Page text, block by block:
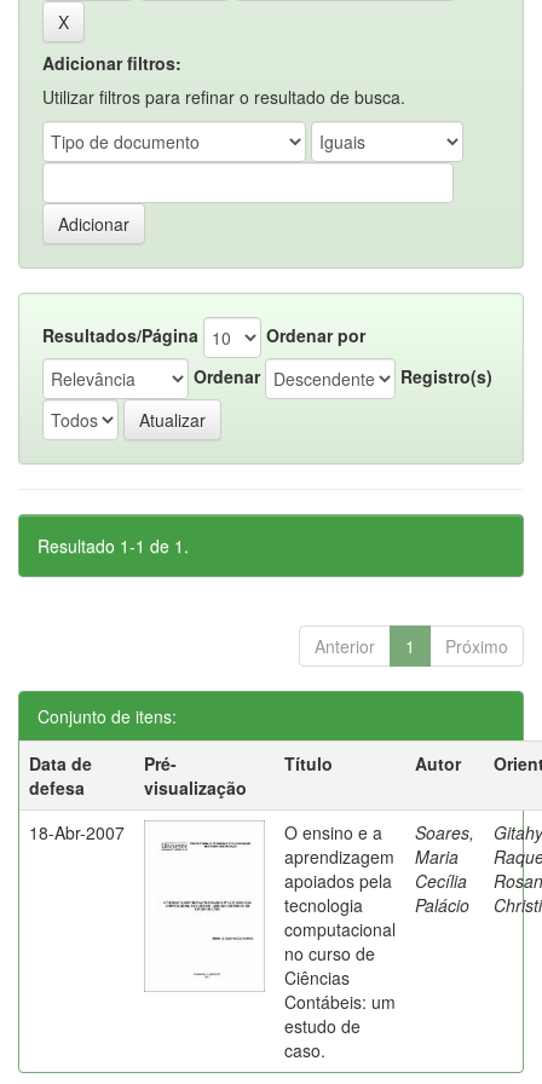
Adicionar filtros:
Utilizar filtros para refinar o resultado de busca.
Resultados/Página
Ordenar por
Ordenar
Registro(s)
Resultado 1-1 de 1.
Anterior 1 Próximo
Conjunto de itens:
Data de
defesa
Pré-
visualização
Título Autor
18-Abr-2007
O ensino e a
aprendizagem
apoiados pela
tecnologia
computacional
no curso de
Ciências
Contábeis: um
estudo de
caso.
Soares,
Maria
Cecília
Palácio
Rosan